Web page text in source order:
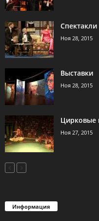
Спектакли
Ноя 28, 2015
Выставки
Ноя 28, 2015
Цирковые
Ноя 27, 2015
Информация